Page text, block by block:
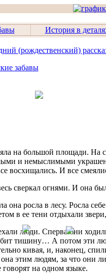
История в
(рождественский)
забавы
на большой площади. На
и немыслимыми
восхищались. И все
сверкал огнями. И она
она росла в лесу. Росла
в ее тени отдыхали
люди. Сперва они
тишину… А потом эти
кивая, и, наконец,
она этим людям, за что они
на одном языке.